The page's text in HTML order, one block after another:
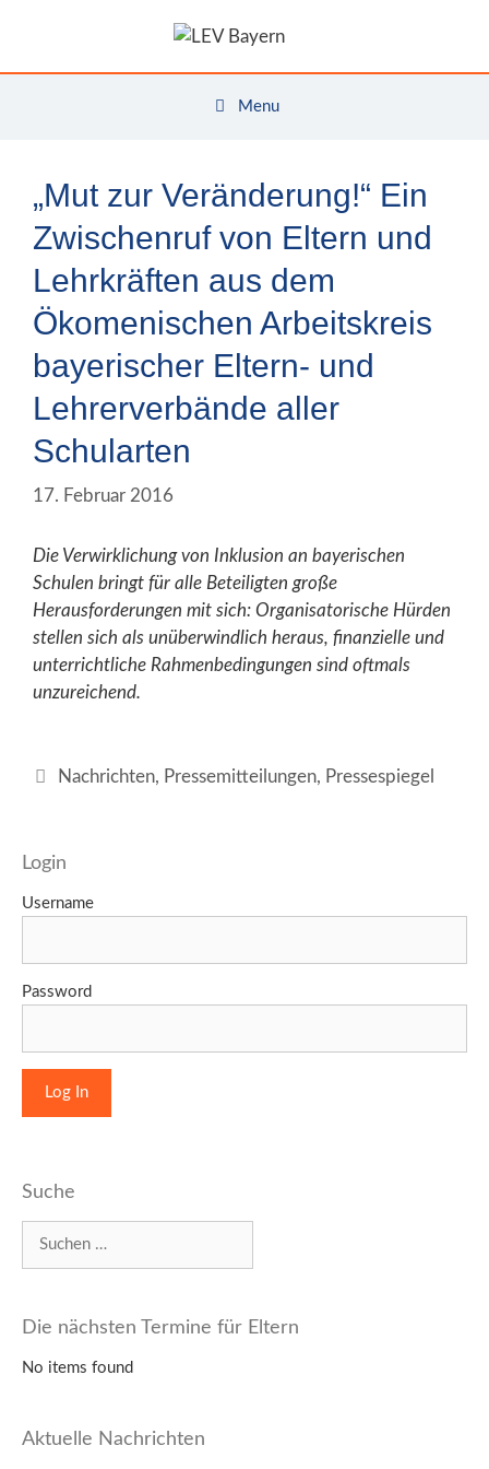
Menu
„Mut zur Veränderung!“ Ein
Zwischenruf von Eltern und
Lehrkräften aus dem
Ökomenischen Arbeitskreis
bayerischer Eltern- und
Lehrerverbände aller
Schularten
17. Februar 2016
Die Verwirklichung von Inklusion an bayerischen
Schulen bringt für alle Beteiligten große
Herausforderungen mit sich: Organisatorische Hürden
stellen sich als unüberwindlich heraus, finanzielle und
unterrichtliche Rahmenbedingungen sind oftmals
unzureichend.
Kategorien
Nachrichten, Pressemitteilungen, Pressespiegel
Login
Username
Password
Suche
Die nächsten Termine für Eltern
No items found
Aktuelle Nachrichten